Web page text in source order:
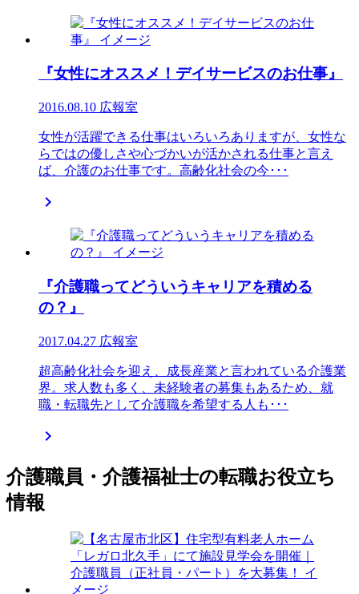
『女性にオススメ！デイサービスのお仕事』
2016.08.10 広報室
女性が活躍できる仕事はいろいろありますが、女性な
らではの優しさや心づかいが活かされる仕事と言え
ば、介護のお仕事です。高齢化社会の今･･･

『介護職ってどういうキャリアを積める
の？』
2017.04.27 広報室
超高齢化社会を迎え、成長産業と言われている介護業
界。求人数も多く、未経験者の募集もあるため、就
職・転職先として介護職を希望する人も･･･

介護職員・介護福祉士の転職お役立ち
情報